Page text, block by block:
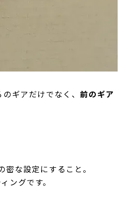
ギアだけでなく、 前のギア
な設定にすること。
ングです。